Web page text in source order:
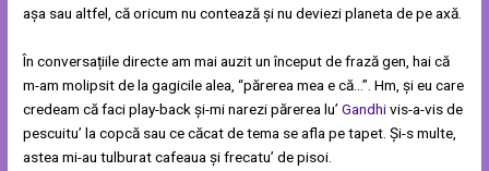
așa sau altfel, că oricum nu contează și nu deviezi planeta de pe axă.
În conversațiile directe am mai auzit un început de frază gen, hai că
m-am molipsit de la gagicile alea, “părerea mea e că…”. Hm, și eu care
credeam că faci play-back și-mi narezi părerea lu’Gandhivis-a-vis de
pescuitu’ la copcă sau ce căcat de tema se afla pe tapet. Și-s multe,
astea mi-au tulburat cafeaua și frecatu’ de pisoi.